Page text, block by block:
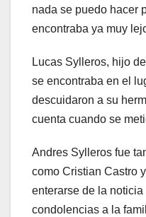
nada se puedo hacer
encontraba ya muy
Lucas Sylleros, hijo
se encontraba en el
descuidaron a su
cuenta cuando se
Andres Sylleros fue
como Cristian Castro
enterarse de la
condolencias a la